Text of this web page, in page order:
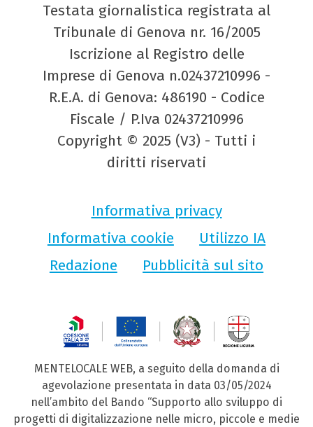
Testata giornalistica registrata al
Tribunale di Genova nr. 16/2005
Iscrizione al Registro delle
Imprese di Genova n.02437210996 -
R.E.A. di Genova: 486190 - Codice
Fiscale / P.Iva 02437210996
Copyright © 2025 (V3) - Tutti i
diritti riservati
Informativa privacy
Informativa cookie
Utilizzo IA
Redazione
Pubblicità sul sito
MENTELOCALE WEB, a seguito della domanda di
agevolazione presentata in data 03/05/2024
nell’ambito del Bando “Supporto allo sviluppo di
progetti di digitalizzazione nelle micro, piccole e medie